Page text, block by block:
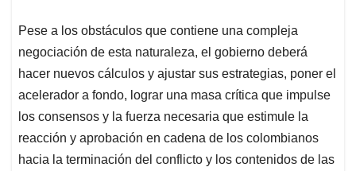
Pese a los obstáculos que contiene una compleja
negociación de esta naturaleza, el gobierno deberá
hacer nuevos cálculos y ajustar sus estrategias, poner el
acelerador a fondo, lograr una masa crítica que impulse
los consensos y la fuerza necesaria que estimule la
reacción y aprobación en cadena de los colombianos
hacia la terminación del conflicto y los contenidos de las